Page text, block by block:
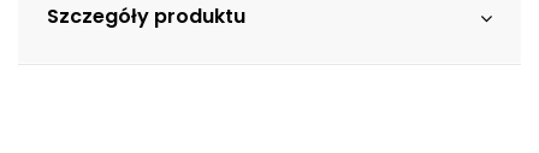
Szczegóły produktu